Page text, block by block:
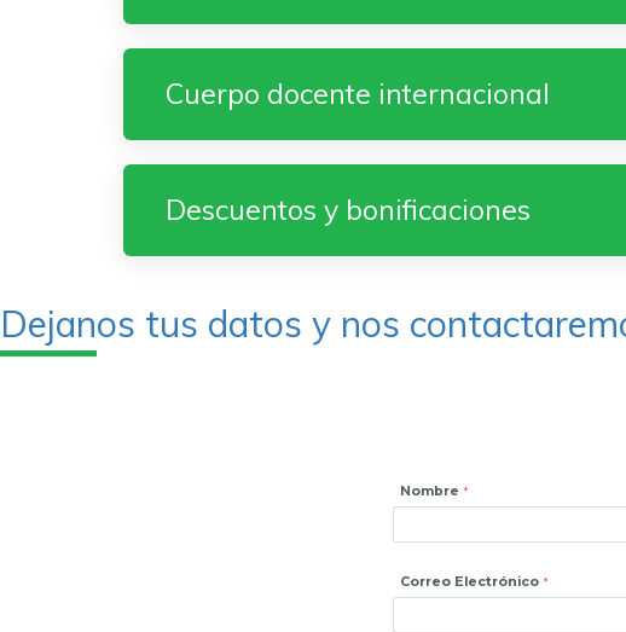
Cuerpo docente internacional
Descuentos y bonificaciones
Dejanos tus datos y nos
Nombre
Correo Electrónico